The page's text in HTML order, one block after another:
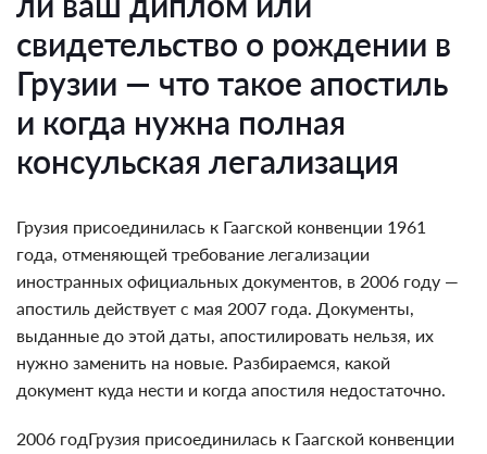
свидетельство о рождении в
Грузии — что такое апостиль
и когда нужна полная
консульская легализация
Грузия присоединилась к Гаагской конвенции 1961
года, отменяющей требование легализации
иностранных официальных документов, в 2006 году —
апостиль действует с мая 2007 года. Документы,
выданные до этой даты, апостилировать нельзя, их
нужно заменить на новые. Разбираемся, какой
документ куда нести и когда апостиля недостаточно.
2006 годГрузия присоединилась к Гаагской конвенции